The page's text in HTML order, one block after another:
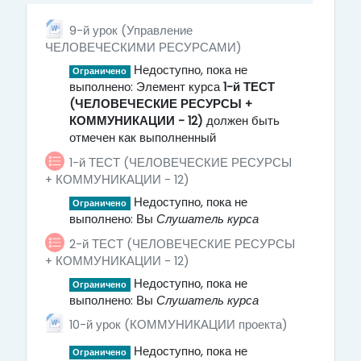
9 - ЧЕЛОВЕЧЕСКИЕ РЕСУРСЫ +
9-й урок (Управление
ЧЕЛОВЕЧЕСКИМИ РЕСУРСАМИ)
Ограничено Недоступно, пока не
выполнено: Элемент курса1-й ТЕСТ
(ЧЕЛОВЕЧЕСКИЕ РЕСУРСЫ +
КОММУНИКАЦИИ - 12) должен быть
отмечен как выполненный
1-й ТЕСТ (ЧЕЛОВЕЧЕСКИЕ РЕСУРСЫ
+ КОММУНИКАЦИИ - 12)
Ограничено
Недоступно, пока не
выполнено: Вы Слушатель курса
2-й ТЕСТ (ЧЕЛОВЕЧЕСКИЕ РЕСУРСЫ
+ КОММУНИКАЦИИ - 12)
Ограничено Недоступно, пока не
выполнено: Вы Слушатель курса
10-й урок (КОММУНИКАЦИИ проекта)
Ограничено
Недоступно, пока не